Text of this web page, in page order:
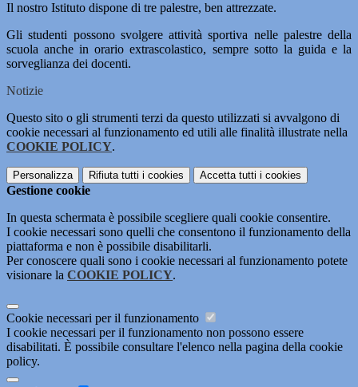
Il nostro Istituto dispone di tre palestre, ben attrezzate.
Gli studenti possono svolgere attività sportiva nelle palestre della
scuola anche in orario extrascolastico, sempre sotto la guida e la
sorveglianza dei docenti.
Notizie
Questo sito o gli strumenti terzi da questo utilizzati si avvalgono di
cookie necessari al funzionamento ed utili alle finalità illustrate nella
COOKIE POLICY.
Personalizza Rifiuta tutti i cookies Accetta tutti i cookies
Gestione cookie
In questa schermata è possibile scegliere quali cookie consentire.
I cookie necessari sono quelli che consentono il funzionamento della
piattaforma e non è possibile disabilitarli.
Per conoscere quali sono i cookie necessari al funzionamento potete
visionare la COOKIE POLICY.
Cookie necessari per il funzionamento
I cookie necessari per il funzionamento non possono essere
disabilitati. È possibile consultare l'elenco nella pagina della cookie
policy.